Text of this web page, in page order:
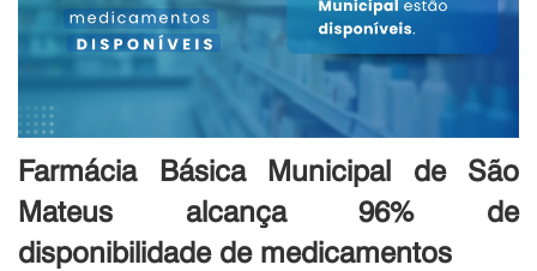
Farmácia Básica Municipal de São
Mateus alcança 96% de
disponibilidade de medicamentos